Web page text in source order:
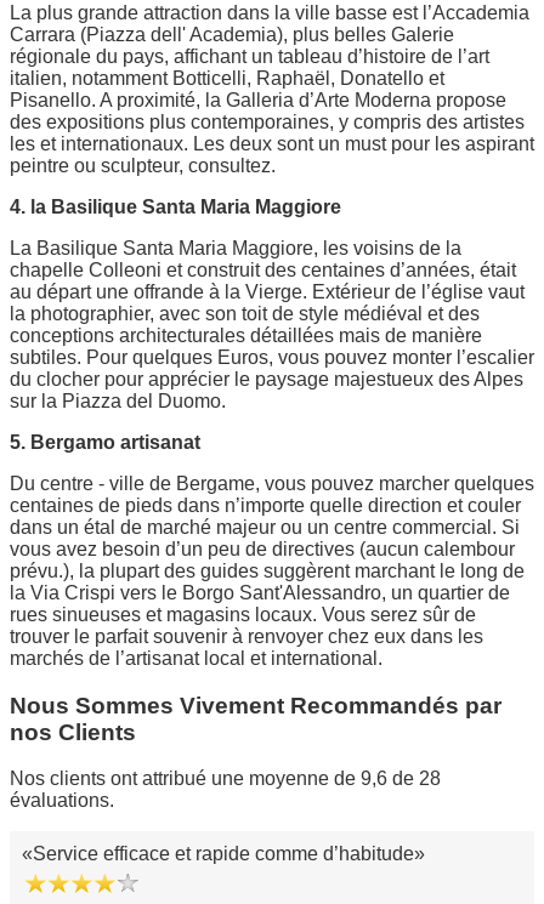
La plus grande attraction dans la ville basse est l’Accademia
Carrara (Piazza dell' Academia), plus belles Galerie
régionale du pays, affichant un tableau d’histoire de l’art
italien, notamment Botticelli, Raphaël, Donatello et
Pisanello. A proximité, la Galleria d’Arte Moderna propose
des expositions plus contemporaines, y compris des artistes
les et internationaux. Les deux sont un must pour les aspirant
peintre ou sculpteur, consultez.
4. la Basilique Santa Maria Maggiore
La Basilique Santa Maria Maggiore, les voisins de la
chapelle Colleoni et construit des centaines d’années, était
au départ une offrande à la Vierge. Extérieur de l’église vaut
la photographier, avec son toit de style médiéval et des
conceptions architecturales détaillées mais de manière
subtiles. Pour quelques Euros, vous pouvez monter l’escalier
du clocher pour apprécier le paysage majestueux des Alpes
sur la Piazza del Duomo.
5. Bergamo artisanat
Du centre - ville de Bergame, vous pouvez marcher quelques
centaines de pieds dans n’importe quelle direction et couler
dans un étal de marché majeur ou un centre commercial. Si
vous avez besoin d’un peu de directives (aucun calembour
prévu.), la plupart des guides suggèrent marchant le long de
la Via Crispi vers le Borgo Sant'Alessandro, un quartier de
rues sinueuses et magasins locaux. Vous serez sûr de
trouver le parfait souvenir à renvoyer chez eux dans les
marchés de l’artisanat local et international.
Nous Sommes Vivement Recommandés par
nos Clients
Nos clients ont attribué une moyenne de 9,6 de 28
évaluations.
Service efficace et rapide comme d’habitude